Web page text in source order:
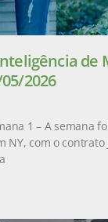
de
2026
1 – A semana
NY, com o